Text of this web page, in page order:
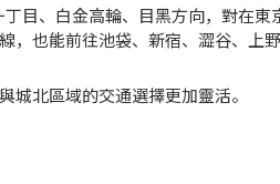
目、白金高輪、目黑方向，對在東
，也能前往池袋、新宿、澀谷、上
城北區域的交通選擇更加靈活。